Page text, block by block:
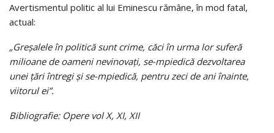
Avertismentul politic al lui Eminescu rămâne, în mod fatal,
actual:
„Greşalele în politică sunt crime, căci în urma lor suferă
milioane de oameni nevinovaţi, se-mpiedică dezvoltarea
unei ţări întregi şi se-mpiedică, pentru zeci de ani înainte,
viitorul ei”.
Bibliografie: Opere vol X, XI, XII